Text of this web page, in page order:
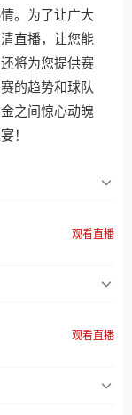
。为了让广大
直播，让您能
将为您提供赛
的趋势和球队
之间惊心动魄
！
观看直播
观看直播